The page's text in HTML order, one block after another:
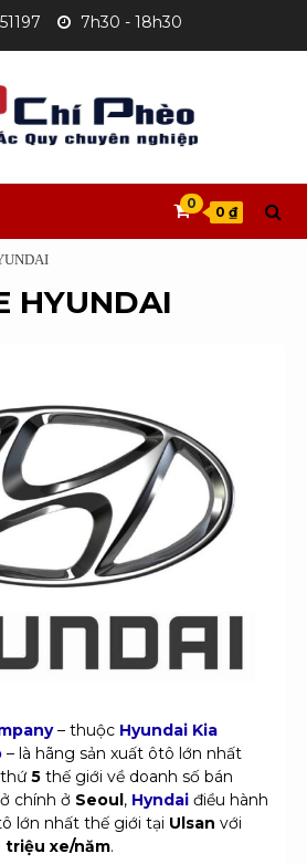
7h30 - 18h30
0
0 ₫
HYUNDAI
– thuộc Hyundai Kia
– là hãng sản xuất ôtô lớn nhất
5 thế giới về doanh số bán
chính ở Seoul, Hyndai điều hành
lớn nhất thế giới tại Ulsan với
triệu xe/năm.